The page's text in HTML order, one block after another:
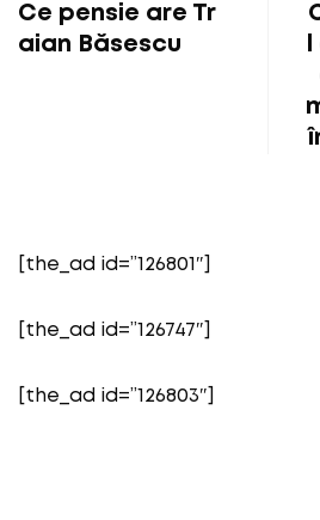
Ce pensie are Tr
aian Băsescu
[the_ad id=”126801″]
[the_ad id=”126747″]
[the_ad id=”126803″]